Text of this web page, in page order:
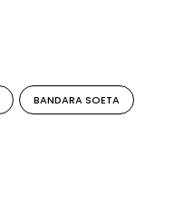
BANDARA SOETA